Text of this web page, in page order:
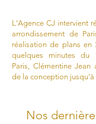
L'Agence CJ intervient
arrondissement de
réalisation de plans en
quelques minutes du
Paris, Clémentine Jean
de la conception
Nos